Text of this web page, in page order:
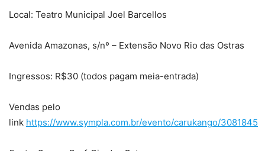
Local: Teatro Municipal Joel Barcellos
Avenida Amazonas, s/nº – Extensão Novo Rio das Ostras
Ingressos: R$30 (todos pagam meia-entrada)
Vendas pelo
link https://www.sympla.com.br/evento/carukango/3081845